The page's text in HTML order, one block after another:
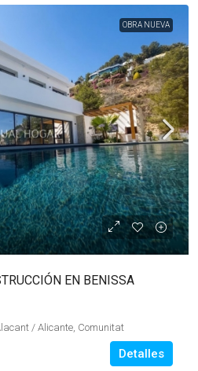
OBRA NUEVA
EN BENISSA
/ Alicante, Comunitat
Detalles